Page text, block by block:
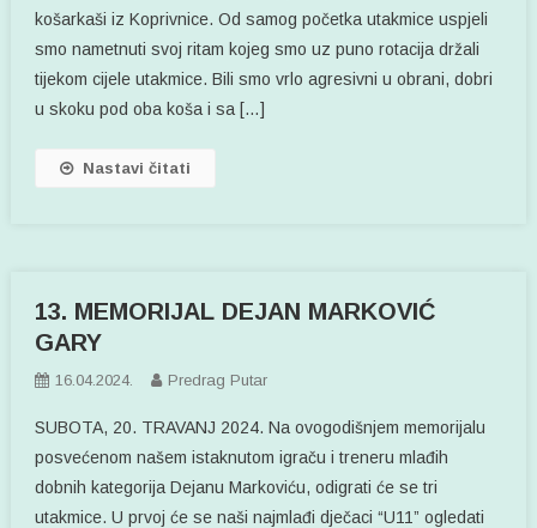
košarkaši iz Koprivnice. Od samog početka utakmice uspjeli
smo nametnuti svoj ritam kojeg smo uz puno rotacija držali
tijekom cijele utakmice. Bili smo vrlo agresivni u obrani, dobri
u skoku pod oba koša i sa […]
Nastavi čitati
13. MEMORIJAL DEJAN MARKOVIĆ
GARY
16.04.2024. Predrag Putar
SUBOTA, 20. TRAVANJ 2024. Na ovogodišnjem memorijalu
posvećenom našem istaknutom igraču i treneru mlađih
dobnih kategorija Dejanu Markoviću, odigrati će se tri
utakmice. U prvoj će se naši najmlađi dječaci “U11” ogledati